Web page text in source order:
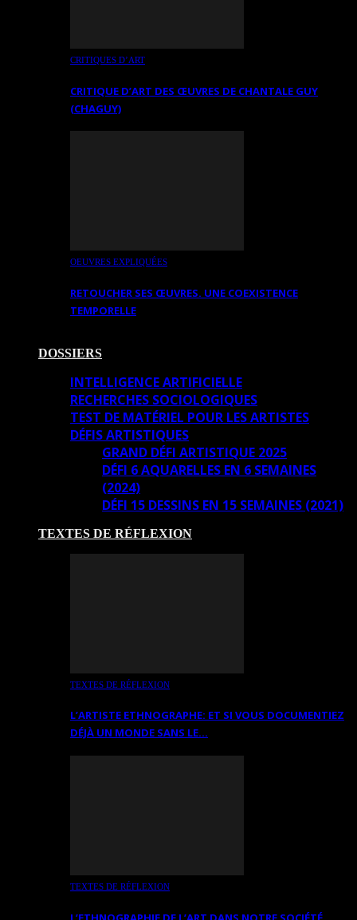
CRITIQUES D’ART
CRITIQUE D’ART DES ŒUVRES DE CHANTALE GUY
(CHAGUY)
OEUVRES EXPLIQUÉES
RETOUCHER SES ŒUVRES. UNE COEXISTENCE
TEMPORELLE
DOSSIERS
INTELLIGENCE ARTIFICIELLE
RECHERCHES SOCIOLOGIQUES
TEST DE MATÉRIEL POUR LES ARTISTES
DÉFIS ARTISTIQUES
GRAND DÉFI ARTISTIQUE 2025
DÉFI 6 AQUARELLES EN 6 SEMAINES
(2024)
DÉFI 15 DESSINS EN 15 SEMAINES (2021)
TEXTES DE RÉFLEXION
TEXTES DE RÉFLEXION
L’ARTISTE ETHNOGRAPHE: ET SI VOUS DOCUMENTIEZ
DÉJÀ UN MONDE SANS LE…
TEXTES DE RÉFLEXION